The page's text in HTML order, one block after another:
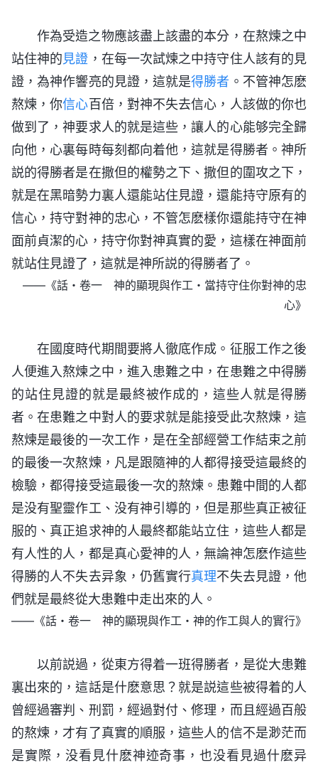
作為受造之物應該盡上該盡的本分，在熬煉之中
站住神的見證 ，在每一次試煉之中持守住人該有的見
證，為神作響亮的見證，這就是得勝者 。不管神怎麽
熬煉，你信心百倍，對神不失去信心，人該做的你也
做到了，神要求人的就是這些，讓人的心能够完全歸
向他，心裏每時每刻都向着他，這就是得勝者。神所
説的得勝者是在撒但的權勢之下、撒但的圍攻之下，
就是在黑暗勢力裏人還能站住見證，還能持守原有的
信心，持守對神的忠心，不管怎麽樣你還能持守在神
面前貞潔的心，持守你對神真實的愛，這樣在神面前
就站住見證了，這就是神所説的得勝者了。
——《話・卷一 神的顯現與作工・當持守住你對神的忠
心》
在國度時代期間要將人徹底作成。征服工作之後
人便進入熬煉之中，進入患難之中，在患難之中得勝
的站住見證的就是最終被作成的，這些人就是得勝
者。在患難之中對人的要求就是能接受此次熬煉，這
熬煉是最後的一次工作，是在全部經營工作結束之前
的最後一次熬煉，凡是跟隨神的人都得接受這最終的
檢驗，都得接受這最後一次的熬煉。患難中間的人都
是没有聖靈作工、没有神引導的，但是那些真正被征
服的、真正追求神的人最終都能站立住，這些人都是
有人性的人，都是真心愛神的人，無論神怎麽作這些
得勝的人不失去异象，仍舊實行真理不失去見證，他
們就是最終從大患難中走出來的人。
——《話・卷一 神的顯現與作工・神的作工與人的實行》
以前説過，從東方得着一班得勝者，是從大患難
裏出來的，這話是什麽意思？就是説這些被得着的人
曾經過審判、刑罰，經過對付、修理，而且經過百般
的熬煉，才有了真實的順服，這些人的信不是渺茫而
是實際，没看見什麽神迹奇事，也没看見過什麽异